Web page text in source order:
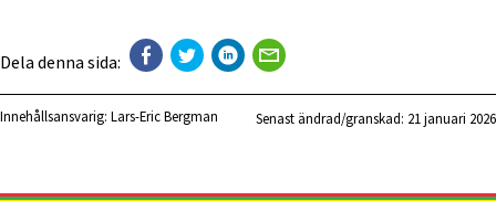
Dela denna sida:
Innehållsansvarig: Lars-Eric Bergman Senast ändrad/granskad: 21 januari 2026